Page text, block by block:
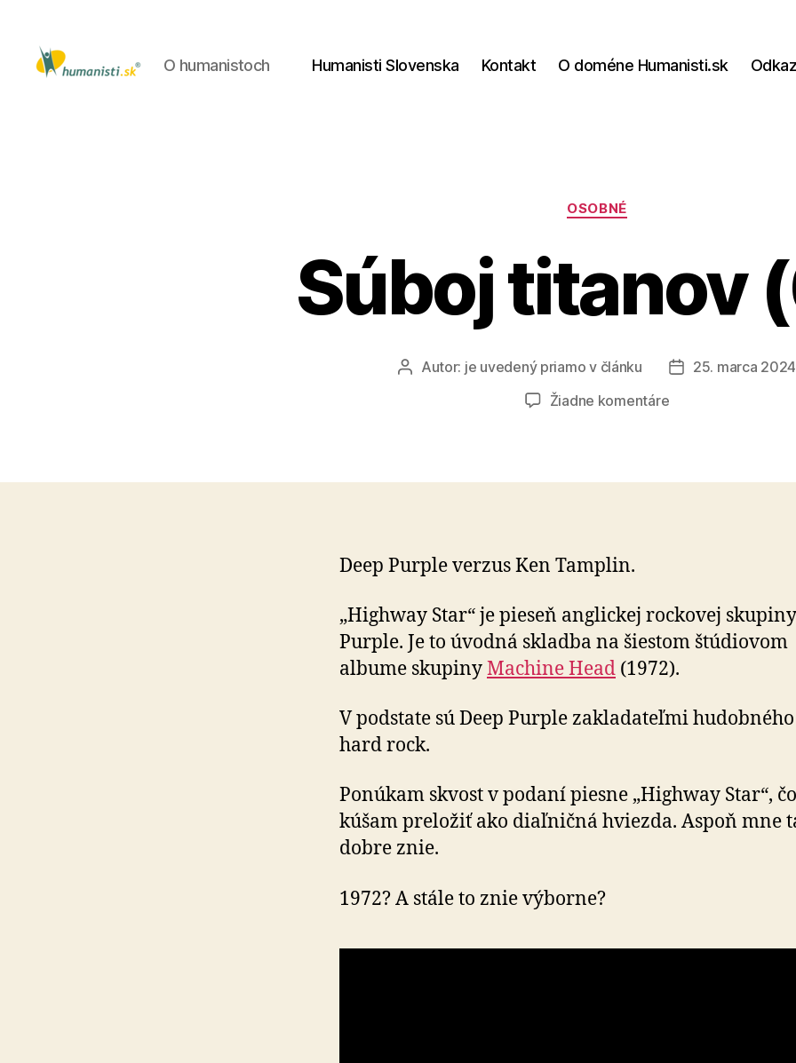
O humanistoch Humanisti Slovenska Kontakt O doméne Humanisti.sk
Kategórie
OSOBNÉ
Súboj titanov
AutorAutor: je uvedený priamo v článku
Dátum
25. marca 2024
Žiadne komentárena
Deep Purple verzus Ken Tamplin.
„Highway Star“ je pieseň anglickej rockovej
Purple. Je to úvodná skladba na šiestom štú­dio­vom
albume skupinyMachine Head (1972).
V podstate sú Deep Purple zakladateľmi
hard rock.
Ponúkam skvost v podaní piesne „Highway Star“,
kú­šam pre­lo­žiť ako diaľničná hviezda. Aspoň mne
dobre znie.
1972? A stále to znie výborne?